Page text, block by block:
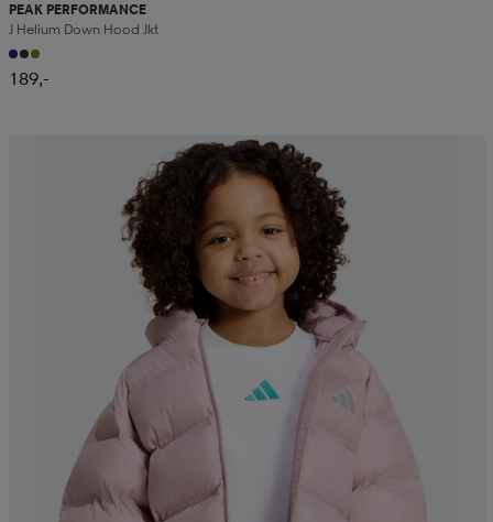
PEAK PERFORMANCE
J Helium Down Hood Jkt
189,-